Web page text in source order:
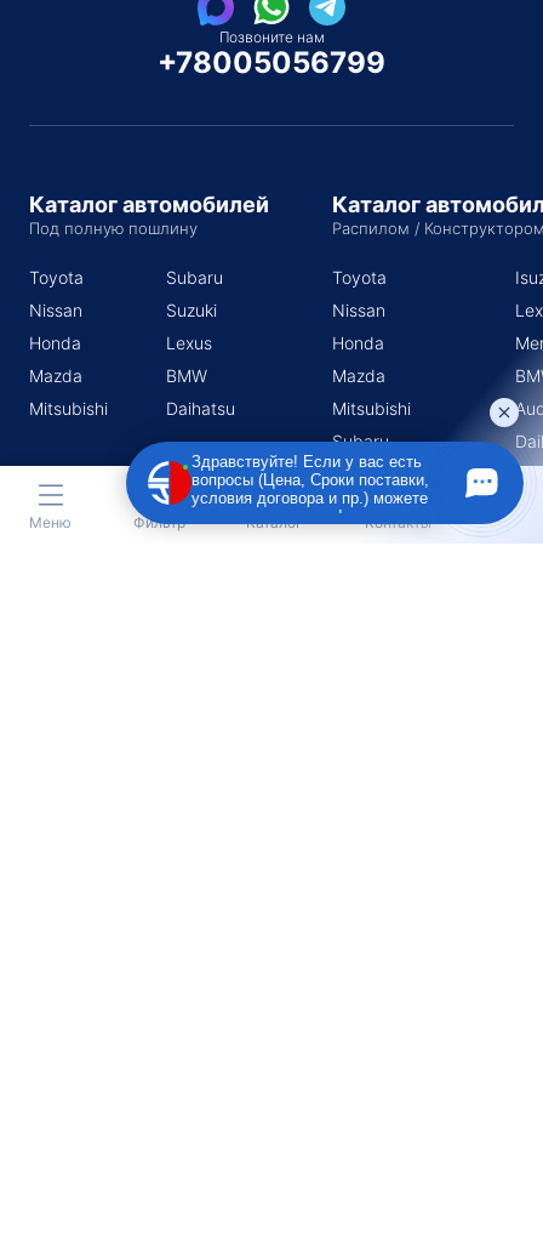
Позвоните нам
+78005056799
Каталог автомобилей
Под полную пошлину
Toyota
Nissan
Honda
Mazda
Mitsubishi
Subaru
Suzuki
Lexus
BMW
Daihatsu
Каталог
Распилом /
Toyota
Nissan
Honda
Mazda
Mitsubishi
Subaru
Suzuki
Меню Фильтр Каталог Контакты
Здравствуйте! Если у вас есть
вопросы (Цена, Сроки поставки,
условия договора и пр.) можете
задать их мне в чат!